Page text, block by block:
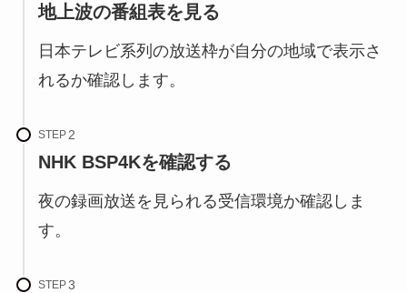
地上波の番組表を見る
日本テレビ系列の放送枠が自分の地域で表示さ
れるか確認します。
STEP
NHK BSP4Kを確認する
夜の録画放送を見られる受信環境か確認しま
す。
STEP